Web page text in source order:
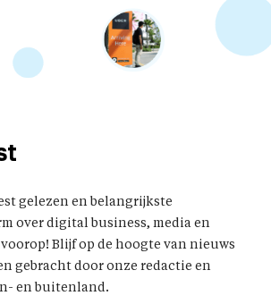
gelezen en belangrijkste
over digital business, media en
Blijf op de hoogte van nieuws
gebracht door onze redactie en
en buitenland.